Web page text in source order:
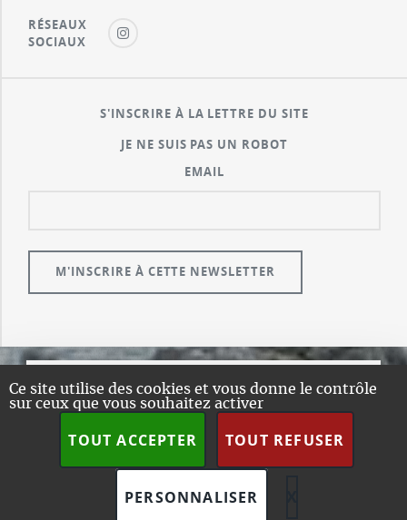
Ce site utilise des cookies et vous donne le contrôle
sur ceux que vous souhaitez activer
TOUT ACCEPTER TOUT REFUSER
PERSONNALISER
RÉSEAUX
SOCIAUX
S'INSCRIRE À LA LETTRE DU SITE
JE NE SUIS PAS UN ROBOT
EMAIL
© GUALENI.COM
A PROPOS
PLAN DU SITE